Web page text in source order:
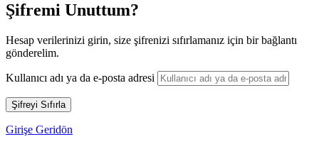
Şifremi Unuttum?
Hesap verilerinizi girin, size şifrenizi sıfırlamanız için bir bağlantı
gönderelim.
Kullanıcı adı ya da e-posta adresi
Girişe Geridön